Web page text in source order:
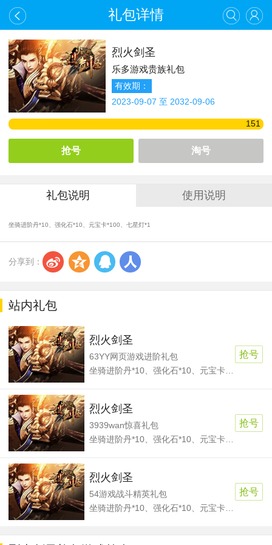
礼包详情
烈火剑圣
乐多游戏贵族礼包
有效期：
2023-09-07 至 2032-09-06
151
抢号 淘号
礼包说明 使用说明
坐骑进阶丹*10、强化石*10、元宝卡*100、七星灯*1
分享到： s z q r
站内礼包
烈火剑圣
63YY网页游戏进阶礼包
抢号
烈火剑圣
3939wan惊喜礼包
抢号
烈火剑圣
54游戏战斗精英礼包
抢号